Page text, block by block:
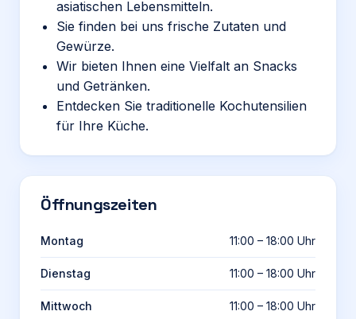
asiatischen Lebensmitteln.
Sie finden bei uns frische Zutaten und
Gewürze.
Wir bieten Ihnen eine Vielfalt an Snacks
und Getränken.
Entdecken Sie traditionelle Kochutensilien
für Ihre Küche.
Öffnungszeiten
Montag 11:00 – 18:00 Uhr
Dienstag 11:00 – 18:00 Uhr
Mittwoch 11:00 – 18:00 Uhr